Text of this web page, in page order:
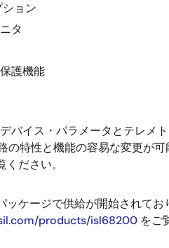
ョン
タ
護機能
バイス・パラメータとテレ
特性と機能の容易な変更が
ください。
ケージで供給が開始されて
products/isl68200 をご